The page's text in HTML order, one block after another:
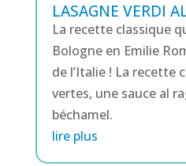
LASAGNE VERDI
La recette classique
Bologne en Emilie
de l’Italie ! La recette
vertes, une sauce al
béchamel.
lire plus